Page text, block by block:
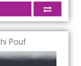
Pouf